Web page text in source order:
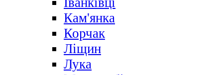
Кам'янка
Корчак
Ліщин
Лука